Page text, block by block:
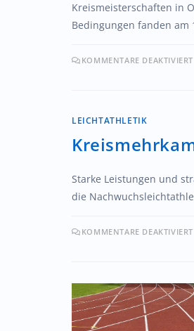
Kreismeisterschaften in
Bedingungen fanden
KOMMENTARE DEAKTIVIERT
LEICHTATHLETIK
Starke Leistungen und
die
KOMMENTARE DEAKTIVIERT